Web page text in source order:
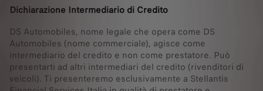
Dichiarazione Intermediario di Credito
DS Automobiles, nome legale che opera come DS
Automobiles (nome commerciale), agisce come
intermediario del credito e non come prestatore. Può
presentarti ad altri intermediari del credito (rivenditori di
veicoli). Ti presenteremo esclusivamente a Stellantis